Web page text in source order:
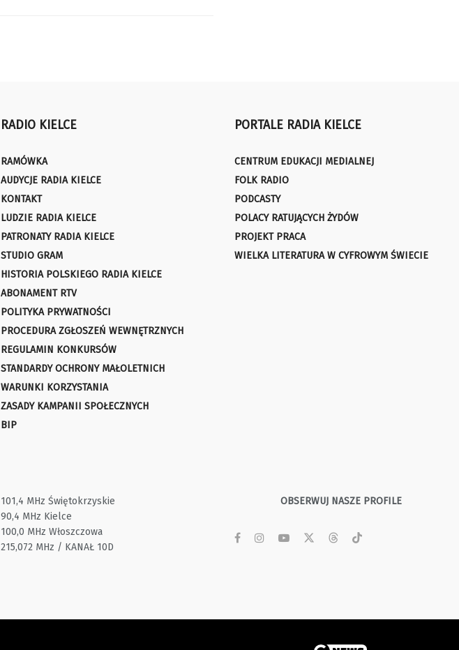
RADIO KIELCE
RAMÓWKA
AUDYCJE RADIA KIELCE
KONTAKT
LUDZIE RADIA KIELCE
PATRONATY RADIA KIELCE
STUDIO GRAM
HISTORIA POLSKIEGO RADIA KIELCE
ABONAMENT RTV
POLITYKA PRYWATNOŚCI
PROCEDURA ZGŁOSZEŃ WEWNĘTRZNYCH
REGULAMIN KONKURSÓW
STANDARDY OCHRONY MAŁOLETNICH
WARUNKI KORZYSTANIA
ZASADY KAMPANII SPOŁECZNYCH
BIP
PORTALE RADIA KIELCE
CENTRUM EDUKACJI MEDIALNEJ
FOLK RADIO
PODCASTY
POLACY RATUJĄCYCH ŻYDÓW
PROJEKT PRACA
WIELKA LITERATURA W CYFROWYM ŚWIECIE
101,4 MHz Świętokrzyskie
90,4 MHz Kielce
100,0 MHz Włoszczowa
215,072 MHz / KANAŁ 10D
OBSERWUJ NASZE PROFILE